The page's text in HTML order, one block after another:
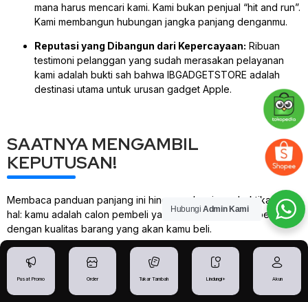
mana harus mencari kami. Kami bukan penjual “hit and run”.
Kami membangun hubungan jangka panjang denganmu.
Reputasi yang Dibangun dari Kepercayaan: Ribuan
testimoni pelanggan yang sudah merasakan pelayanan
kami adalah bukti sah bahwa IBGADGETSTORE adalah
destinasi utama untuk urusan gadget Apple.
SAATNYA MENGAMBIL
KEPUTUSAN!
Membaca panduan panjang ini hingga selesai membuktikan satu
hal: kamu adalah calon pembeli yang cerdas, teliti, dan peduli
dengan kualitas barang yang akan kamu beli.
Mari kita rangkum kembali inti dari semua yang telah kita bahas.
Membeli
iPhone Second Resmi Indonesia
adalah pilihan
paling masuk akal, paling aman, dan paling memberikan
ketenangan batin (peace of mind). Dengan kode absolut seperti
Pusat Promo Order Tukar Tambah Lindungi+ Akun
Hubungi Admin Kami